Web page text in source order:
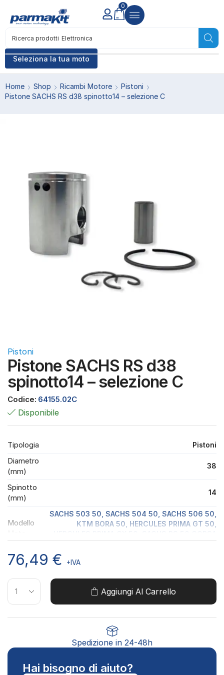
Seleziona la tua moto
Ricerca prodotti Elettronica
0
Home Shop Ricambi Motore
Pistoni
Pistone SACHS RS d38 spinotto14 – selezione C
Pistoni
Pistone SACHS RS d38
spinotto14 – selezione C
Codice: 64155.02C
Disponibile
Tipologia Pistoni
Diametro
(mm)
38
Spinotto
(mm)
14
Modello
SACHS 503 50, SACHS 504 50, SACHS 506 50,
KTM BORA 50, HERCULES PRIMA GT 50,
LUNGA, HERCULES SUPRA 50
76,49 € +IVA
Aggiungi Al Carrello
Spedizione in 24-48h
Hai bisogno di aiuto?